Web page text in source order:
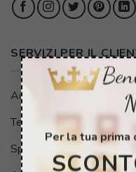
Per la tua
SERVIZI PER IL
Accedi/Registrati
Termini e Condizioni
Spedizioni e Consegne